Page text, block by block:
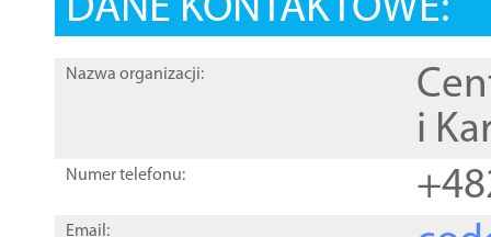
DANE KONTAKTOWE:
Nazwa organizacji:
i
Numer telefonu:
Email: